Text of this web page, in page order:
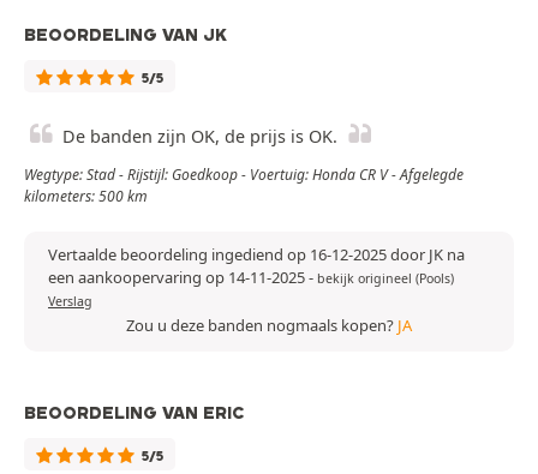
BEOORDELING VAN JK
5/5
De banden zijn OK, de prijs is OK.
Wegtype: Stad - Rijstijl: Goedkoop - Voertuig: Honda CR V - Afgelegde
kilometers: 500 km
Vertaalde beoordeling ingediend op 16-12-2025 door JK na
een aankoopervaring op 14-11-2025- bekijk origineel (Pools)
Verslag
Zou u deze banden nogmaals kopen? JA
BEOORDELING VAN ERIC
5/5